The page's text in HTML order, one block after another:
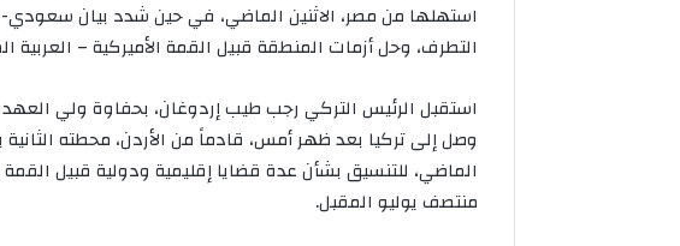
استهلها من مصر، الاثنين الماضي، في حين شدد بيان
التطرف، وحل أزمات المنطقة قبيل القمة الأميركية –
استقبل الرئيس التركي رجب طيب إردوغان، بحفاوة ولي
وصل إلى تركيا بعد ظهر أمس، قادماً من الأردن، محطته الثانية
الماضي، للتنسيق بشأن عدة قضايا إقليمية ودولية قبيل
منتصف يوليو المقبل.